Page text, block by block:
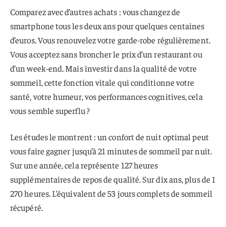
Comparez avec d’autres achats : vous changez de
smartphone tous les deux ans pour quelques centaines
d’euros. Vous renouvelez votre garde-robe régulièrement.
Vous acceptez sans broncher le prix d’un restaurant ou
d’un week-end. Mais investir dans la qualité de votre
sommeil, cette fonction vitale qui conditionne votre
santé, votre humeur, vos performances cognitives, cela
vous semble superflu ?
Les études le montrent : un confort de nuit optimal peut
vous faire gagner jusqu’à 21 minutes de sommeil par nuit.
Sur une année, cela représente 127 heures
supplémentaires de repos de qualité. Sur dix ans, plus de 1
270 heures. L’équivalent de 53 jours complets de sommeil
récupéré.